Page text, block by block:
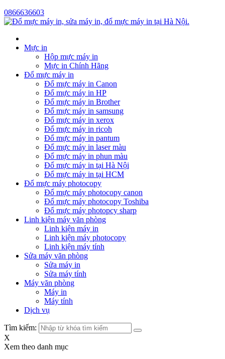
0866636603
Mực in
Hộp mực máy in
Mực in Chính Hãng
Đổ mực máy in
Đổ mực máy in Canon
Đổ mực máy in HP
Đổ mực máy in Brother
Đổ mực máy in samsung
Đổ mực máy in xerox
Đổ mực máy in ricoh
Đổ mực máy in pantum
Đổ mực máy in laser màu
Đổ mực máy in phun màu
Đổ mực máy in tại Hà Nội
Đổ mực máy in tại HCM
Đổ mực máy photocopy
Đổ mực máy photocopy canon
Đổ mực máy photocopy Toshiba
Đổ mực máy photopcy sharp
Linh kiện máy văn phòng
Linh kiện máy in
Linh kiện máy photocopy
Linh kiện máy tính
Sửa máy văn phòng
Sửa máy in
Sửa máy tính
Máy văn phòng
Máy in
Máy tính
Dịch vụ
Tìm kiếm:
X
Xem theo danh mục